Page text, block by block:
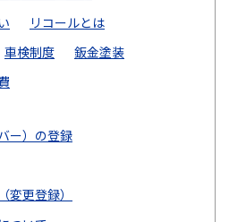
リコールとは
車検制度
鈑金塗装
ー）の登録
更登録）